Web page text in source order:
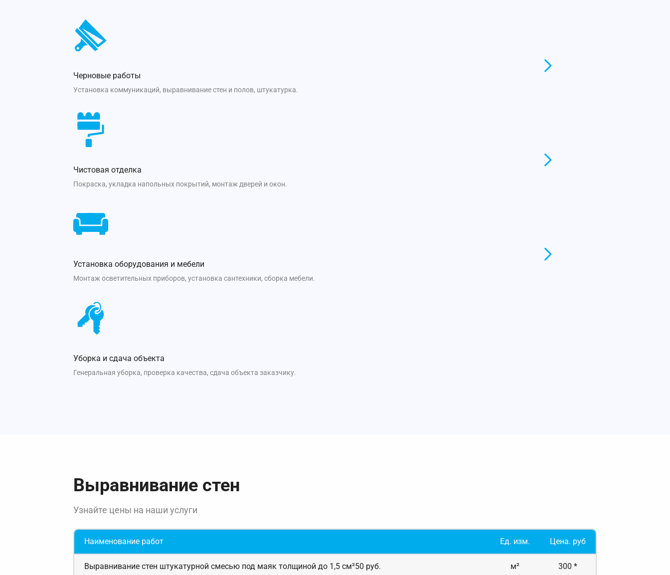
Черновые работы
Установка коммуникаций, выравнивание стен и полов, штукатурка.
Чистовая отделка
Покраска, укладка напольных покрытий, монтаж дверей и окон.
Установка оборудования и мебели
Монтаж осветительных приборов, установка сантехники, сборка мебели.
Уборка и сдача объекта
Генеральная уборка, проверка качества, сдача объекта заказчику.
Выравнивание стен
Узнайте цены на наши услуги
Наименование работ Ед. изм. Цена. руб
Выравнивание стен штукатурной смесью под маяк толщиной до 1,5 см²50 руб. м² 300 *